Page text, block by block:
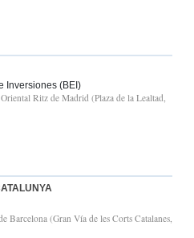
Inversiones (BEI)
Ritz de Madrid (Plaza de la Lealtad,
Barcelona (Gran Vía de les Corts Catalanes,